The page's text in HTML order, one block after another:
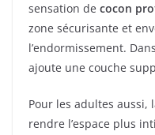
sensation de cocon
zone sécurisante et
l’endormissement.
ajoute une couche
Pour les adultes aussi,
rendre l’espace plus